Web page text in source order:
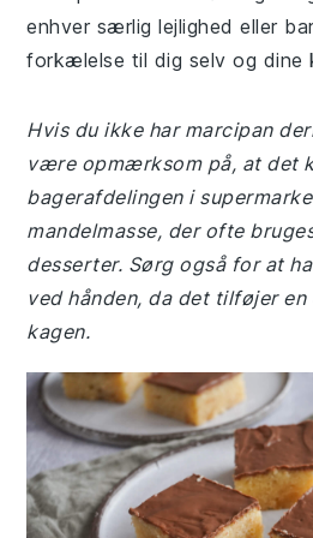
enhver særlig lejlighed eller
forkælelse til dig selv og dine
Hvis du ikke har marcipan
være opmærksom på, at det
bagerafdelingen i
mandelmasse, der ofte
desserter. Sørg også for at
ved hånden, da det tilføjer
kagen.